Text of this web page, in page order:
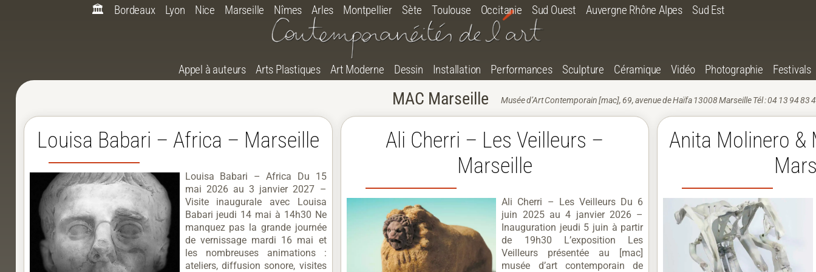
🏛️ Bordeaux Lyon Nice Marseille Nîmes Arles Montpellier Sète Toulouse Occitanie Sud Ouest Auvergne Rhône Alpes Sud Est
Appel à auteurs Arts Plastiques Art Moderne Dessin Installation Performances Sculpture Céramique Vidéo Photographie Festivals
MAC Marseille Musée d’Art Contemporain [mac], 69, avenue de Haïfa 13008 Marseille Tél : 04 13 94 83
Louisa Babari – Africa – Marseille
Louisa Babari – Africa Du 15
mai 2026 au 3 janvier 2027 –
Visite inaugurale avec Louisa
Babari jeudi 14 mai à 14h30 Ne
manquez pas la grande journée
de vernissage mardi 16 mai et
les nombreuses animations :
ateliers, diffusion sonore, visites
Ali Cherri – Les Veilleurs –
Marseille
Ali Cherri – Les Veilleurs Du 6
juin 2025 au 4 janvier 2026 –
Inauguration jeudi 5 juin à partir
de 19h30 L’exposition Les
Veilleurs présentée au [mac]
musée d’art contemporain de
Anita Molinero &